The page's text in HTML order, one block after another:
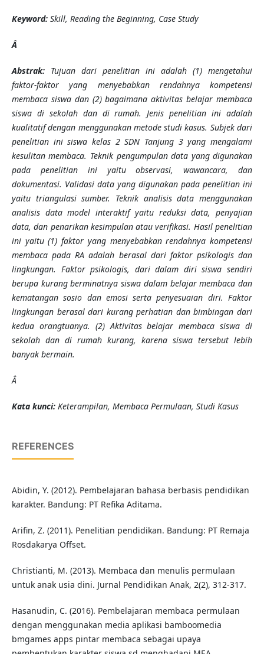
Keyword: Skill, Reading the Beginning, Case Study
Â
Abstrak:Tujuan dari penelitian ini adalah (1) mengetahui
faktor-faktor yang menyebabkan rendahnya kompetensi
membaca siswa dan (2) bagaimana aktivitas belajar membaca
siswa di sekolah dan di rumah. Jenis penelitian ini adalah
kualitatif dengan menggunakan metode studi kasus. Subjek dari
penelitian ini siswa kelas 2 SDN Tanjung 3 yang mengalami
kesulitan membaca. Teknik pengumpulan data yang digunakan
pada penelitian ini yaitu observasi, wawancara, dan
dokumentasi. Validasi data yang digunakan pada penelitian ini
yaitu triangulasi sumber. Teknik analisis data menggunakan
analisis data model interaktif yaitu reduksi data, penyajian
data, dan penarikan kesimpulan atau verifikasi. Hasil penelitian
ini yaitu (1) faktor yang menyebabkan rendahnya kompetensi
membaca pada RA adalah berasal dari faktor psikologis dan
lingkungan. Faktor psikologis, dari dalam diri siswa sendiri
berupa kurang berminatnya siswa dalam belajar membaca dan
kematangan sosio dan emosi serta penyesuaian diri. Faktor
lingkungan berasal dari kurang perhatian dan bimbingan dari
kedua orangtuanya. (2) Aktivitas belajar membaca siswa di
sekolah dan di rumah kurang, karena siswa tersebut lebih
banyak bermain.
Â
Kata kunci:Keterampilan, Membaca Permulaan, Studi Kasus
REFERENCES
Abidin, Y. (2012). Pembelajaran bahasa berbasis pendidikan
karakter. Bandung: PT Refika Aditama.
Arifin, Z. (2011). Penelitian pendidikan. Bandung: PT Remaja
Rosdakarya Offset.
Christianti, M. (2013). Membaca dan menulis permulaan
untuk anak usia dini. Jurnal Pendidikan Anak, 2(2), 312-317.
Hasanudin, C. (2016). Pembelajaran membaca permulaan
dengan menggunakan media aplikasi bamboomedia
bmgames apps pintar membaca sebagai upaya